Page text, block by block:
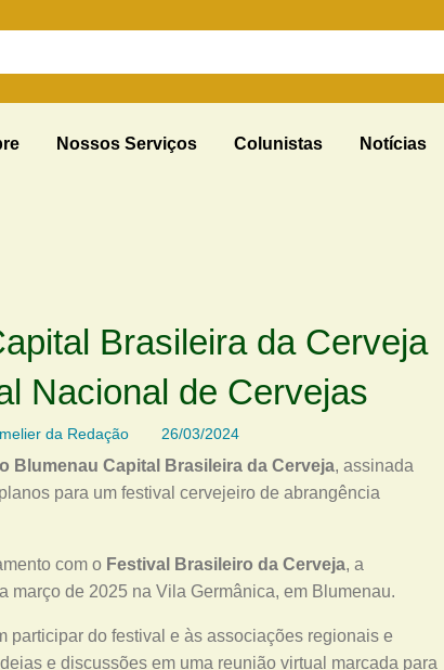
Nossos Serviços Colunistas Notícias
Brasileira da Cerveja
Nacional de Cervejas
da Redação 26/03/2024
Blumenau Capital Brasileira da Cerveja, assinada
para um festival cervejeiro de abrangência
com o Festival Brasileiro da Cerveja, a
de 2025 na Vila Germânica, em Blumenau.
participar do festival e às associações regionais e
e discussões em uma reunião virtual marcada para